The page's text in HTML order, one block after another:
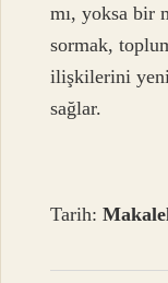
mı, yoksa bir
sormak,
ilişkilerini
sağlar.
Tarih: